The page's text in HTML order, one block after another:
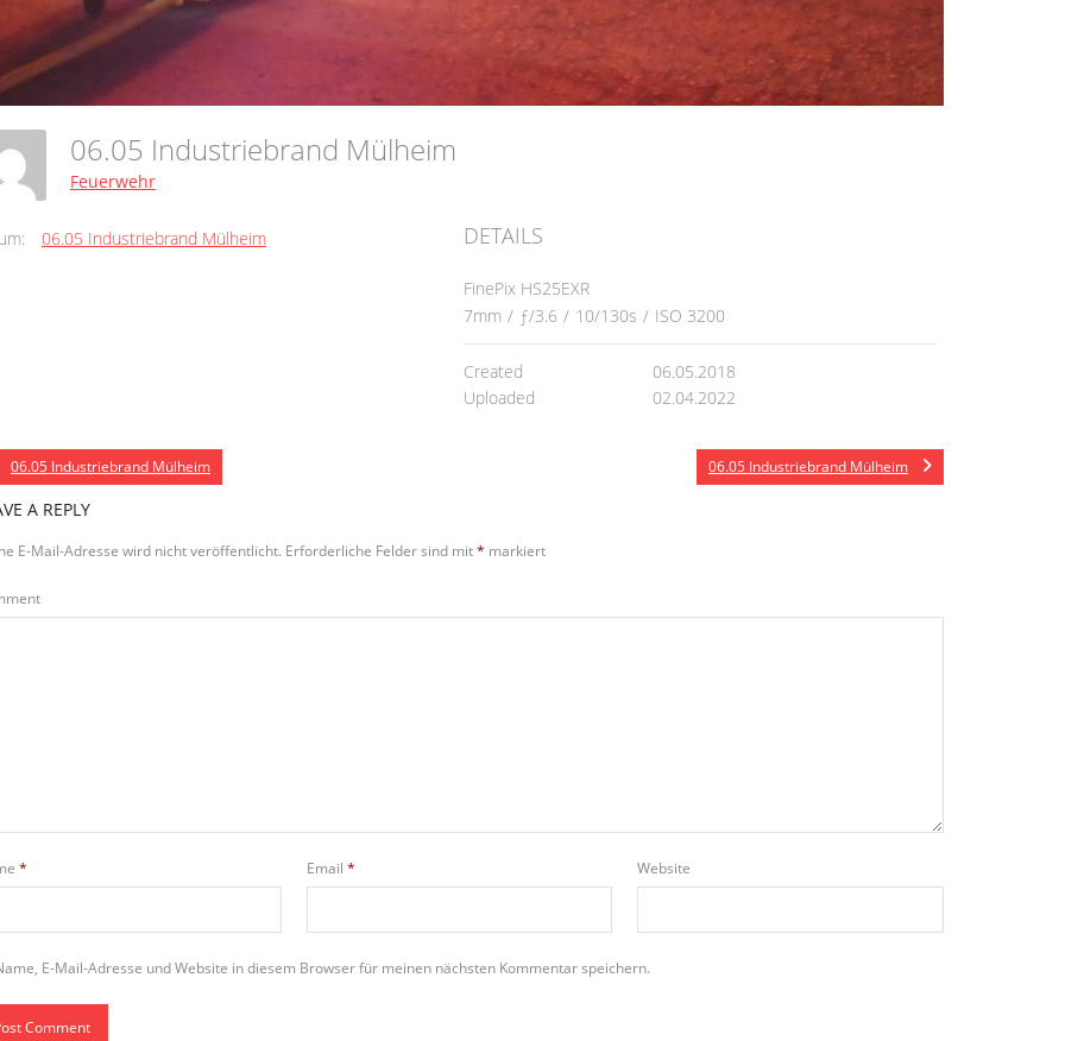
06.05 Industriebrand Mülheim
Feuerwehr
06.05 Industriebrand Mülheim DETAILS
FinePix HS25EXR
7mm / ƒ/3.6 / 10/130s / ISO 3200
Created
06.05.2018
Uploaded
02.04.2022
06.05 Industriebrand Mülheim 06.05 Industriebrand Mülheim
A REPLY
E-Mail-Adresse wird nicht veröffentlicht. Erforderliche Felder sind mit* markiert
* Email * Website
E-Mail-Adresse und Website in diesem Browser für meinen nächsten Kommentar speichern.